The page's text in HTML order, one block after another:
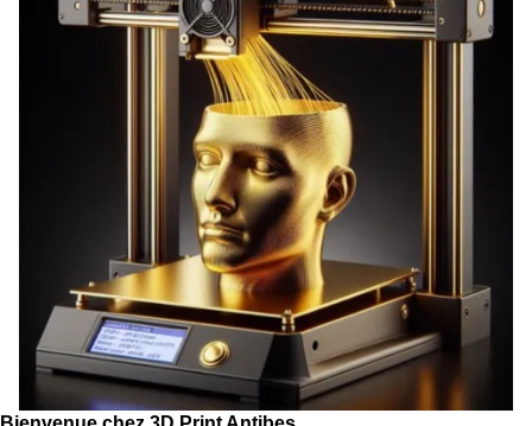
Boutique▼
Couleurs et Matériaux